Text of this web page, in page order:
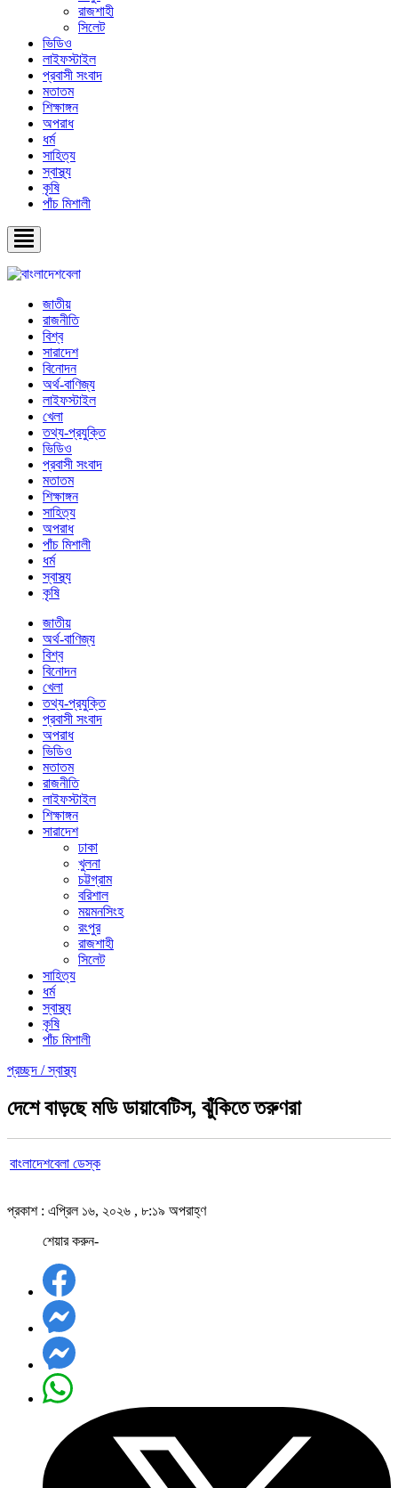
রাজশাহী
সিলেট
ভিডিও
লাইফস্টাইল
প্রবাসী সংবাদ
মতাতম
শিক্ষাঙ্গন
অপরাধ
ধর্ম
সাহিত্য
স্বাস্থ্য
কৃষি
পাঁচ মিশালী
জাতীয়
রাজনীতি
বিশ্ব
সারাদেশ
বিনোদন
অর্থ-বাণিজ্য
লাইফস্টাইল
খেলা
তথ্য-প্রযুক্তি
ভিডিও
প্রবাসী সংবাদ
মতাতম
শিক্ষাঙ্গন
সাহিত্য
অপরাধ
পাঁচ মিশালী
ধর্ম
স্বাস্থ্য
কৃষি
জাতীয়
অর্থ-বাণিজ্য
বিশ্ব
বিনোদন
খেলা
তথ্য-প্রযুক্তি
প্রবাসী সংবাদ
অপরাধ
ভিডিও
মতাতম
রাজনীতি
লাইফস্টাইল
শিক্ষাঙ্গন
সারাদেশ
ঢাকা
খুলনা
চট্টগ্রাম
বরিশাল
ময়মনসিংহ
রংপুর
রাজশাহী
সিলেট
সাহিত্য
ধর্ম
স্বাস্থ্য
কৃষি
পাঁচ মিশালী
প্রচ্ছদ /স্বাস্থ্য
দেশে বাড়ছে মডি ডায়াবেটিস, ঝুঁকিতে তরুণরা
বাংলাদেশবেলা ডেস্ক
প্রকাশ : এপ্রিল ১৬, ২০২৬ , ৮:১৯ অপরাহ্ণ
শেয়ার করুন-